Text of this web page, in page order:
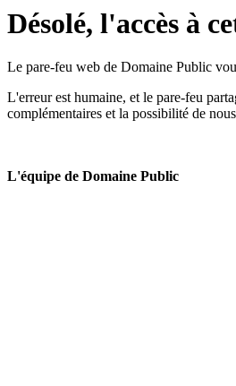
Désolé, l'accès à
Le pare-feu web de Domaine Public
L'erreur est humaine, et le pare-feu
complémentaires et la possibilité de
L'équipe de Domaine Public